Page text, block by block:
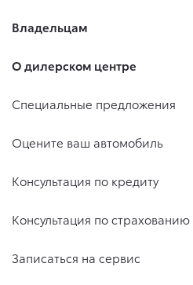
Владельцам
О дилерском центре
Специальные предложения
Оцените ваш автомобиль
Консультация по кредиту
Консультация по страхованию
Записаться на сервис